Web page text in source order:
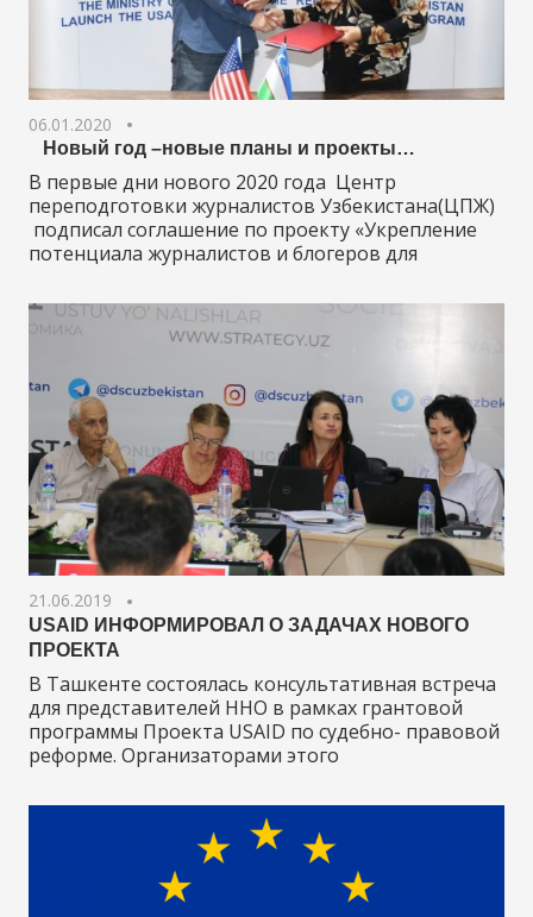
06.01.2020
Новый год –новые планы и проекты…
В первые дни нового 2020 года Центр
переподготовки журналистов Узбекистана(ЦПЖ)
подписал соглашение по проекту «Укрепление
потенциала журналистов и блогеров для
21.06.2019
USAID ИНФОРМИРОВАЛ О ЗАДАЧАХ НОВОГО
ПРОЕКТА
В Ташкенте состоялась консультативная встреча
для представителей ННО в рамках грантовой
программы Проекта USAID по судебно- правовой
реформе. Организаторами этого